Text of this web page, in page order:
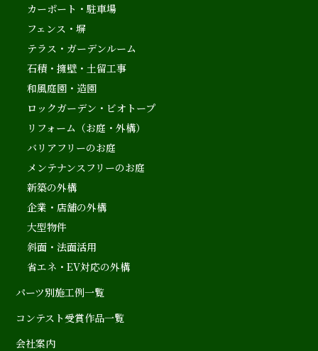
カーポート・駐車場
フェンス・塀
テラス・ガーデンルーム
石積・擁壁・土留工事
和風庭園・造園
ロックガーデン・ビオトープ
リフォーム（お庭・外構）
バリアフリーのお庭
メンテナンスフリーのお庭
新築の外構
企業・店舗の外構
大型物件
斜面・法面活用
省エネ・EV対応の外構
パーツ別施工例一覧
コンテスト受賞作品一覧
会社案内